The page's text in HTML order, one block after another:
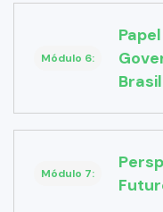
Módulo 6:
Brasil
Módulo 7: